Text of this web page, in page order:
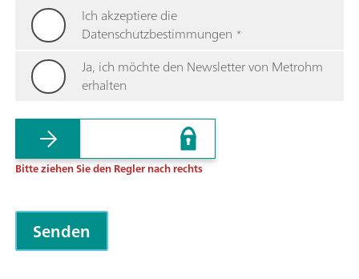
Ich akzeptiere die
Datenschutzbestimmungen *
Ja, ich möchte den Newsletter von Metrohm
erhalten
Bitte ziehen Sie den Regler nach rechts